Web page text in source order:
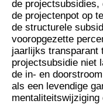
de projectsubsidies,
de projectenpot op
de structurele
vooropgezette
jaarlijks transparant
projectsubsidie niet
de in- en
als een levendige
mentaliteitswijziging